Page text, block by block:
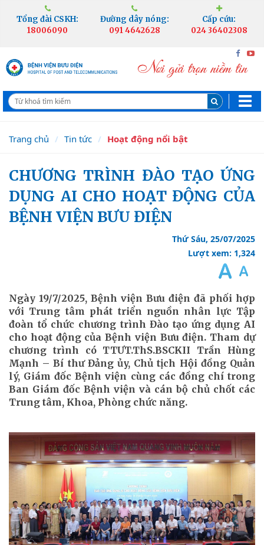
Tổng đài CSKH:
18006090
Đường dây nóng:
091 4642628
Cấp cứu:
024 36402308
Trang chủ Tin tức Hoạt động nổi bật
CHƯƠNG TRÌNH ĐÀO TẠO ỨNG
DỤNG AI CHO HOẠT ĐỘNG CỦA
BỆNH VIỆN BƯU ĐIỆN
Thứ Sáu, 25/07/2025
Lượt xem: 1,324
Ngày 19/7/2025, Bệnh viện Bưu điện đã phối hợp
với Trung tâm phát triển nguồn nhân lực Tập
đoàn tổ chức chương trình Đào tạo ứng dụng AI
cho hoạt động của Bệnh viện Bưu điện. Tham dự
chương trình có TTƯT.ThS.BSCKII Trần Hùng
Mạnh – Bí thư Đảng ủy, Chủ tịch Hội đồng Quản
lý, Giám đốc Bệnh viện cùng các đồng chí trong
Ban Giám đốc Bệnh viện và cán bộ chủ chốt các
Trung tâm, Khoa, Phòng chức năng.